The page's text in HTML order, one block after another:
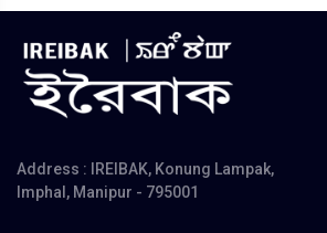
Address : IREIBAK, Konung Lampak,
Imphal, Manipur - 795001